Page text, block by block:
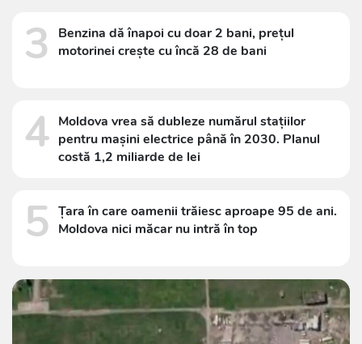
3
Benzina dă înapoi cu doar 2 bani, prețul
motorinei crește cu încă 28 de bani
4 Moldova vrea să dubleze numărul stațiilor
pentru mașini electrice până în 2030. Planul
costă 1,2 miliarde de lei
5 Țara în care oamenii trăiesc aproape 95 de ani.
Moldova nici măcar nu intră în top